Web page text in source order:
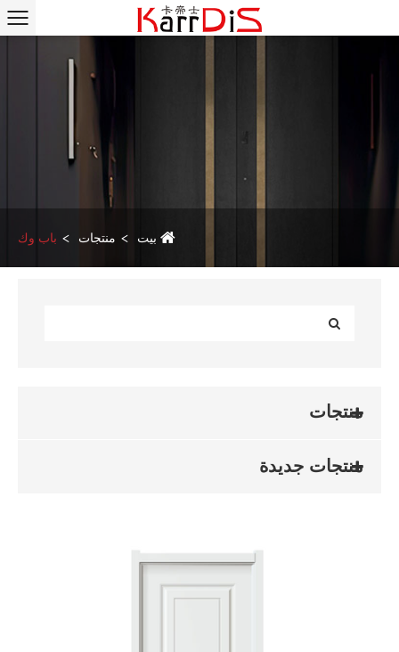
بيت منتجات باب وك
منتجات
منتجات جديدة